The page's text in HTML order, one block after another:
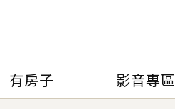
有房子 影音專區